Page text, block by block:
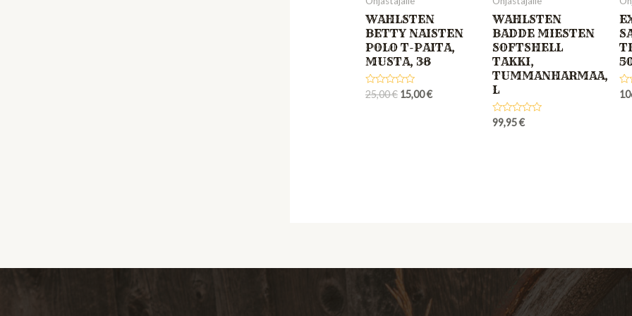
WAHLSTEN
BETTY NAISTEN
POLO T-PAITA,
MUSTA, 38
Rated
25,00€ 15,00€
WAHLSTEN
BADDE MIESTEN
SOFTSHELL
TAKKI,
TUMMANHARMAA,
L
Rated
99,95€